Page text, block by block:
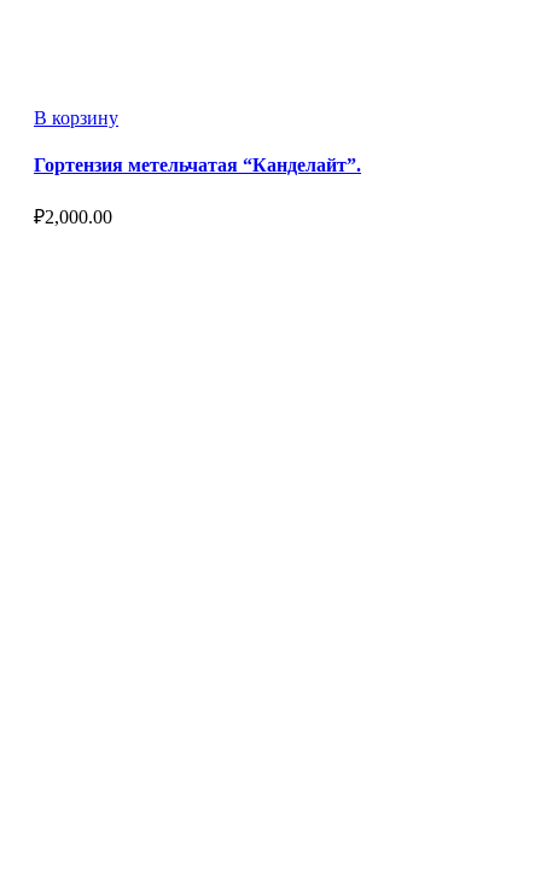
В корзину
Гортензия метельчатая “Канделайт”.
₽2,000.00